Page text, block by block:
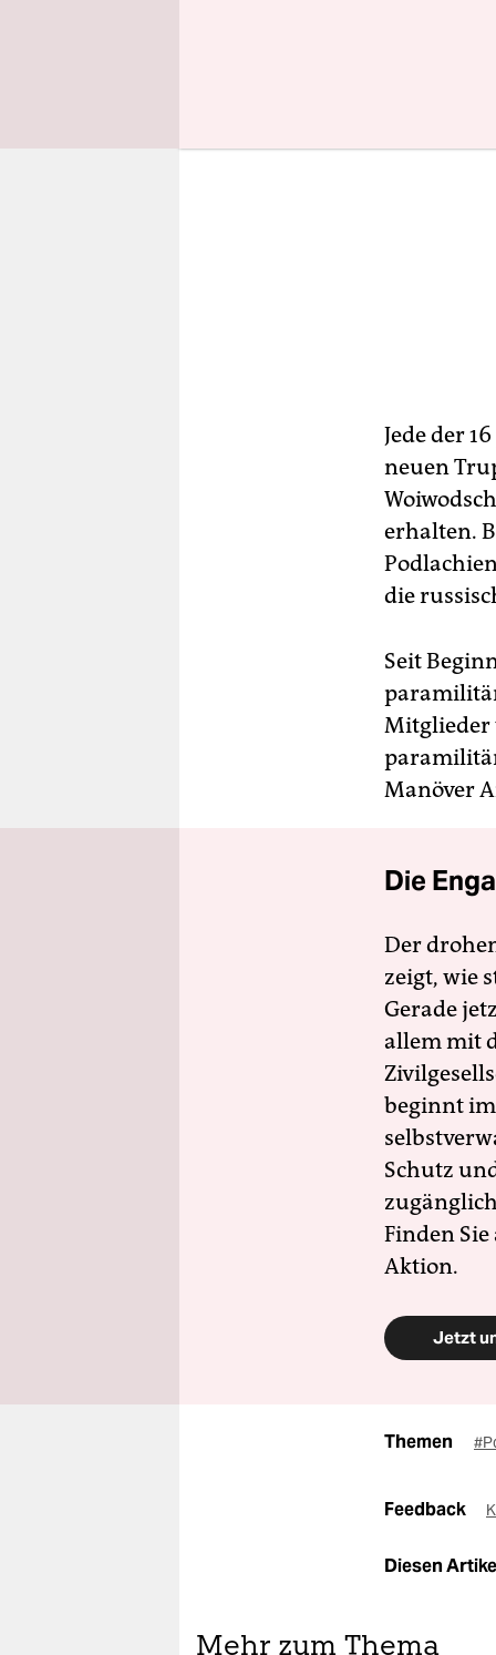
Jede der
neuen
erhalten.
die
Seit
Mitglieder
Manöver
Die
Der
zeigt, wie
Gerade
allem mit
beginnt
Schutz
Finden
Aktion.
Jetzt
Themen
Feedback
Diesen
Mehr zum Thema